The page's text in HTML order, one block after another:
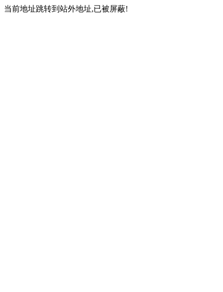
当前地址跳转到站外地址,已被屏蔽!